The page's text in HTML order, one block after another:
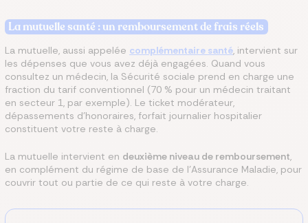
La mutuelle santé : un remboursement de frais réels
La mutuelle, aussi appelée complémentaire santé, intervient sur
les dépenses que vous avez déjà engagées. Quand vous
consultez un médecin, la Sécurité sociale prend en charge une
fraction du tarif conventionnel (70 % pour un médecin traitant
en secteur 1, par exemple). Le ticket modérateur,
dépassements d'honoraires, forfait journalier hospitalier
constituent votre reste à charge.
La mutuelle intervient en deuxième niveau de remboursement,
en complément du régime de base de l'Assurance Maladie, pour
couvrir tout ou partie de ce qui reste à votre charge.